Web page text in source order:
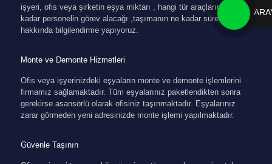
işyeri, ofis veya şirketin eşya miktarı , hangi tür araçların , ne
kadar personelin görev alacağı ,taşımanın ne kadar süreceği
hakkında bilgilendirme yapıyoruz.
Monte ve Demonte Hizmetleri
Ofis veya işyerinizdeki eşyaların monte ve demonte işlemlerini
firmamız sağlamaktadır. Tüm eşyalarınız paketlendikten sonra
gerekirse asansörlü olarak ofisiniz taşınmaktadır. Eşyalarınız
zarar görmeden yeni adresinizde monte işlemi yapılmaktadır.
Güvenle Taşının